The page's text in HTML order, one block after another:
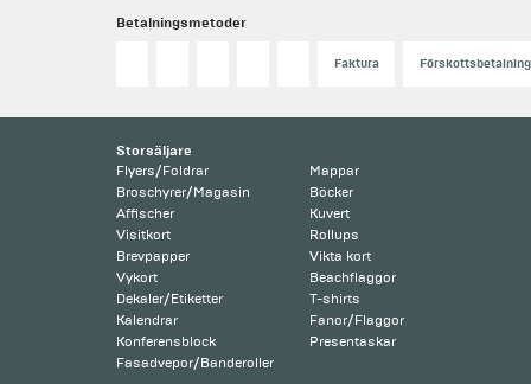
Betalningsmetoder
Faktura Förskottsbetalning
Storsäljare
Flyers/Foldrar
Broschyrer/Magasin
Affischer
Visitkort
Brevpapper
Vykort
Dekaler/Etiketter
Kalendrar
Konferensblock
Fasadvepor/Banderoller
Mappar
Böcker
Kuvert
Rollups
Vikta kort
Beachflaggor
T-shirts
Fanor/Flaggor
Presentaskar